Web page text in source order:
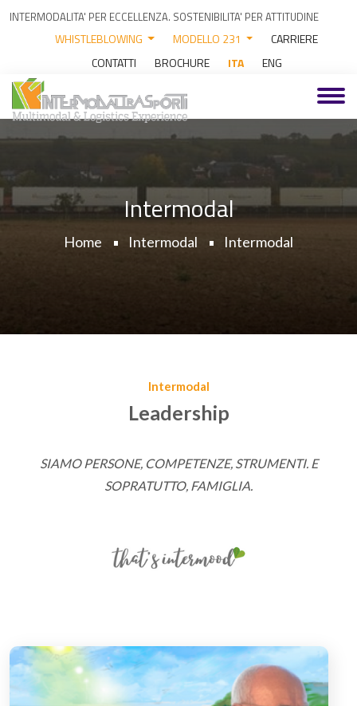
INTERMODALITA' PER ECCELLENZA. SOSTENIBILITA' PER ATTITUDINE
WHISTLEBLOWING MODELLO 231
CARRIERE
CONTATTI
BROCHURE ITA ENG
Intermodal
Home Intermodal Intermodal
Intermodal
Leadership
SIAMO PERSONE, COMPETENZE, STRUMENTI. E
SOPRATUTTO, FAMIGLIA.